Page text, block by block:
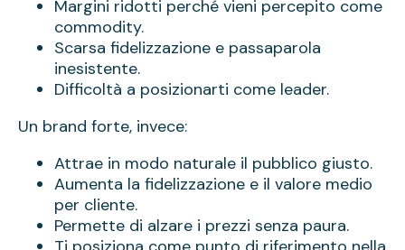
Margini ridotti perché vieni percepito come
commodity.
Scarsa fidelizzazione e passaparola
inesistente.
Difficoltà a posizionarti come leader.
Un brand forte, invece:
Attrae in modo naturale il pubblico giusto.
Aumenta la fidelizzazione e il valore medio
per cliente.
Permette di alzare i prezzi senza paura.